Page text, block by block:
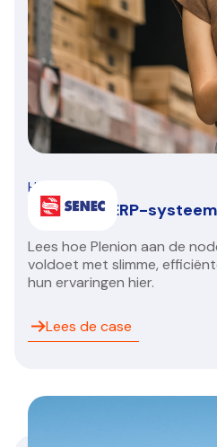
HVAC/R
Een nieuw ERP-
Lees hoe Plenion aan de
voldoet met slimme,
hun ervaringen hier.
Lees de case